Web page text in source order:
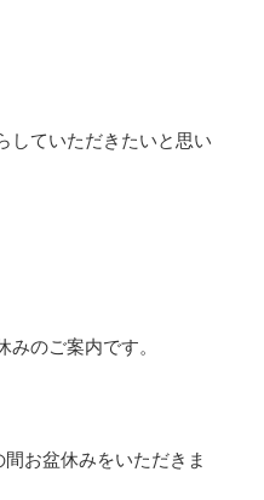
していただきたいと思い
のご案内です。
間お盆休みをいただきま